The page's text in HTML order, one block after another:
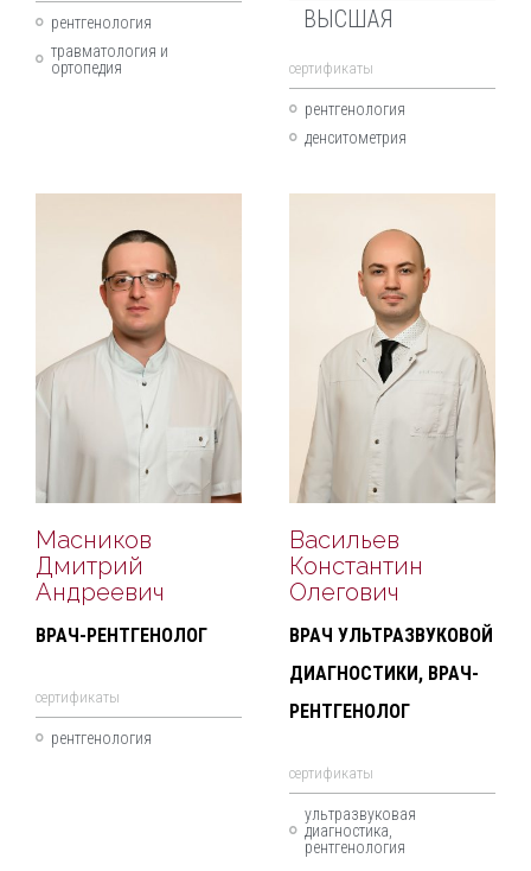
рентгенология
травматология и
ортопедия
ВЫСШАЯ
cертификаты
рентгенология
денситометрия
Масников
Дмитрий
Андреевич
ВРАЧ-РЕНТГЕНОЛОГ
cертификаты
рентгенология
Васильев
Константин
Олегович
ВРАЧ УЛЬТРАЗВУКОВОЙ
ДИАГНОСТИКИ, ВРАЧ-
РЕНТГЕНОЛОГ
cертификаты
ультразвуковая
диагностика,
рентгенология